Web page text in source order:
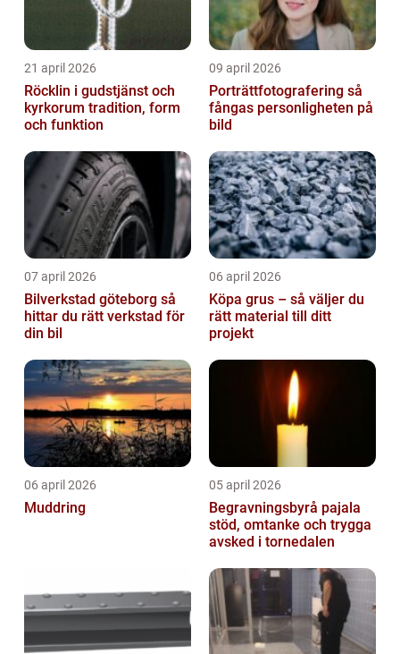
21 april 2026
Röcklin i gudstjänst och
kyrkorum tradition, form
och funktion
09 april 2026
Porträttfotografering så
fångas personligheten på
bild
07 april 2026
Bilverkstad göteborg så
hittar du rätt verkstad för
din bil
06 april 2026
Köpa grus – så väljer du
rätt material till ditt
projekt
06 april 2026
Muddring
05 april 2026
Begravningsbyrå pajala
stöd, omtanke och trygga
avsked i tornedalen